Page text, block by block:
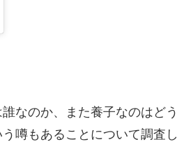
なのか、また養子なのはどう
噂もあることについて調査し